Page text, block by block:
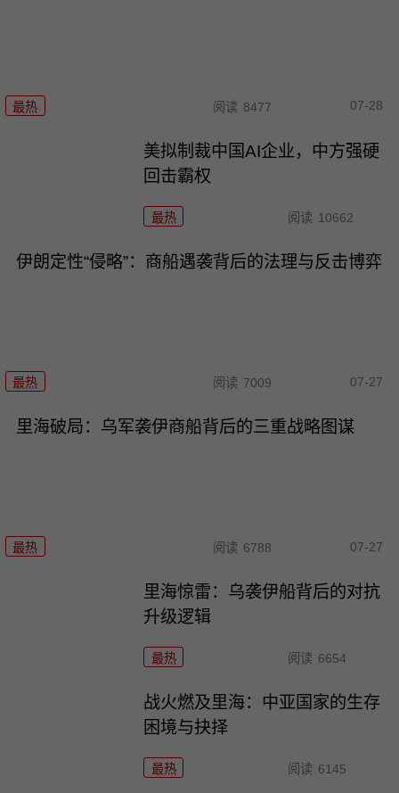
最热 阅读 8477 07-28
美拟制裁中国AI企业，中方强硬
回击霸权
最热 阅读 10662
伊朗定性“侵略”：商船遇袭背后的法理与反击博弈
最热 阅读 7009 07-27
里海破局：乌军袭伊商船背后的三重战略图谋
最热 阅读 6788 07-27
里海惊雷：乌袭伊船背后的对抗
升级逻辑
最热 阅读 6654
战火燃及里海：中亚国家的生存
困境与抉择
最热 阅读 6145